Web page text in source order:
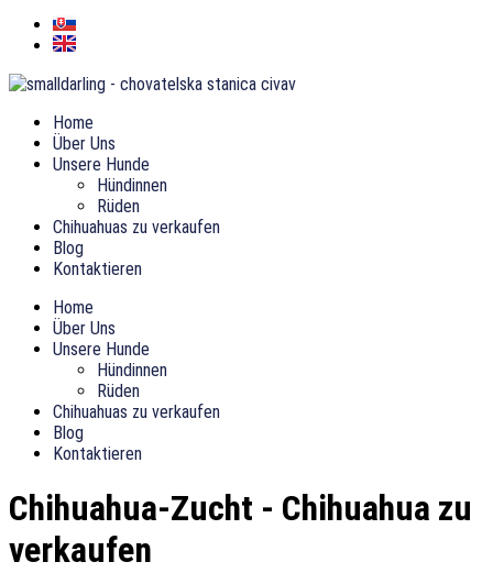
Home
Über Uns
Unsere Hunde
Hündinnen
Rüden
Chihuahuas zu verkaufen
Blog
Kontaktieren
Home
Über Uns
Unsere Hunde
Hündinnen
Rüden
Chihuahuas zu verkaufen
Blog
Kontaktieren
Chihuahua-Zucht - Chihuahua zu
verkaufen